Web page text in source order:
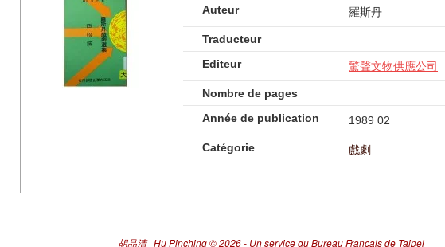
Auteur 羅斯丹
Traducteur
Editeur
驚聲文物供應公司
Nombre de pages
Année de publication
1989 02
Catégorie 戲劇
胡品清 | Hu Pinching© 2026 - Un service du Bureau Français de Taipei